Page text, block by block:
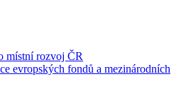
místní rozvoj ČR
evropských fondů a mezinárodních